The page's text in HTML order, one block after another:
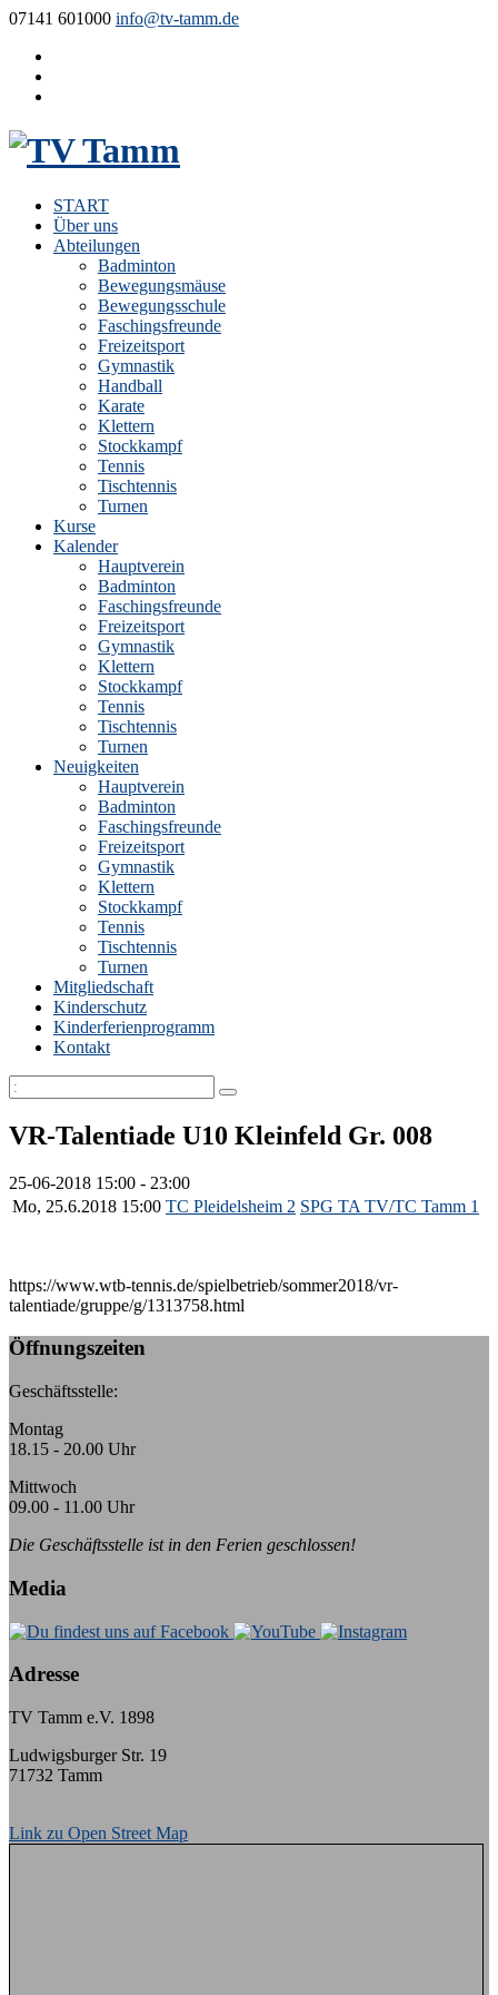
07141 601000 info@tv-tamm.de
START
Über uns
Abteilungen
Badminton
Bewegungsmäuse
Bewegungsschule
Faschingsfreunde
Freizeitsport
Gymnastik
Handball
Karate
Klettern
Stockkampf
Tennis
Tischtennis
Turnen
Kurse
Kalender
Hauptverein
Badminton
Faschingsfreunde
Freizeitsport
Gymnastik
Klettern
Stockkampf
Tennis
Tischtennis
Turnen
Neuigkeiten
Hauptverein
Badminton
Faschingsfreunde
Freizeitsport
Gymnastik
Klettern
Stockkampf
Tennis
Tischtennis
Turnen
Mitgliedschaft
Kinderschutz
Kinderferienprogramm
Kontakt
VR-Talentiade U10 Kleinfeld Gr. 008
25-06-2018 15:00 - 23:00
Mo, 25.6.2018 15:00 TC Pleidelsheim 2 SPG TA TV/TC Tamm 1
https://www.wtb-tennis.de/spielbetrieb/sommer2018/vr-
talentiade/gruppe/g/1313758.html
Öffnungszeiten
Geschäftsstelle:
Montag
18.15 - 20.00 Uhr
Mittwoch
09.00 - 11.00 Uhr
Die Geschäftsstelle ist in den Ferien geschlossen!
Media
Adresse
TV Tamm e.V. 1898
Ludwigsburger Str. 19
71732 Tamm
Link zu Open Street Map